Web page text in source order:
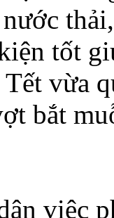
tốt
vừa
bắt
việc